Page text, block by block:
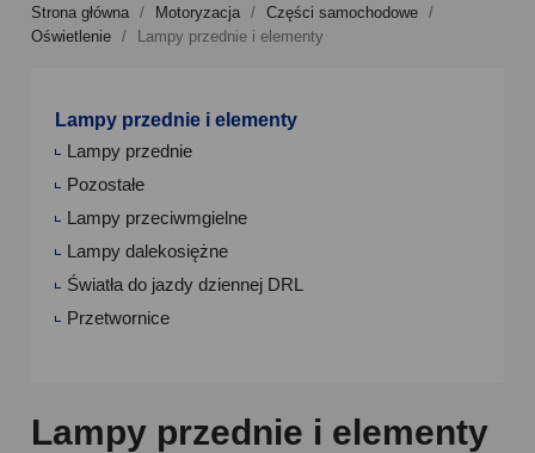
Strona główna Motoryzacja
Części samochodowe
Oświetlenie
Lampy przednie i elementy
Lampy przednie i elementy
Lampy przednie
Pozostałe
Lampy przeciwmgielne
Lampy dalekosiężne
Światła do jazdy dziennej DRL
Przetwornice
Lampy przednie i elementy